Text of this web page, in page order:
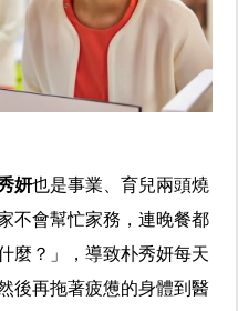
妍也是事業、育兒兩頭燒
不會幫忙家務，連晚餐都
麼？」，導致朴秀妍每天
後再拖著疲憊的身體到醫